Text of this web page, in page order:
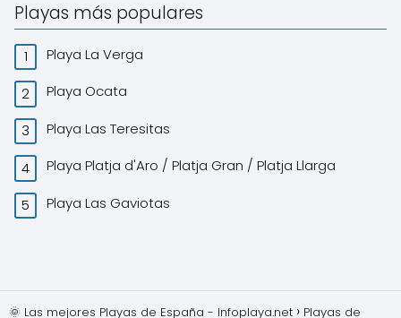
Playas más populares
Playa La Verga
Playa Ocata
Playa Las Teresitas
Playa Platja d'Aro / Platja Gran / Platja Llarga
Playa Las Gaviotas
🌞 Las mejores Playas de España - Infoplaya.net Playas de